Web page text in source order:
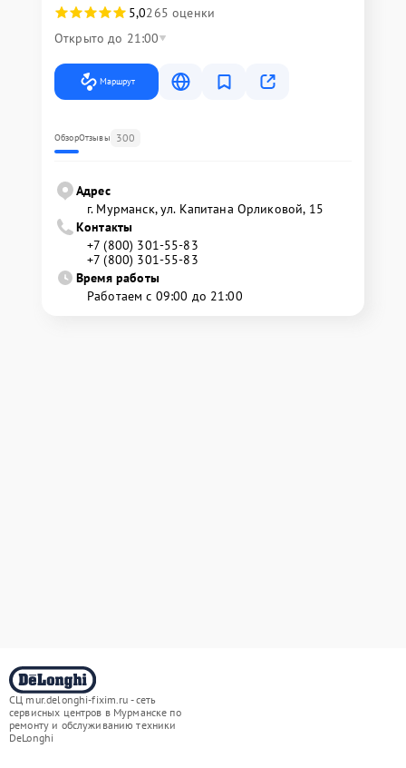
5,0265 оценки
Открыто до 21:00
Маршрут
ОбзорОтзывы 300
Адрес
г. Мурманск, ул. Капитана Орликовой, 15
Контакты
+7 (800) 301-55-83
+7 (800) 301-55-83
Время работы
Работаем с 09:00 до 21:00
СЦ mur.delonghi-fixim.ru - сеть
сервисных центров в Мурманске по
ремонту и обслуживанию техники
DeLonghi